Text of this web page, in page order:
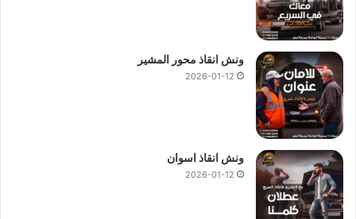
ونش انقاذ محور المشير
2026-01-12
ونش انقاذ اسوان
2026-01-12